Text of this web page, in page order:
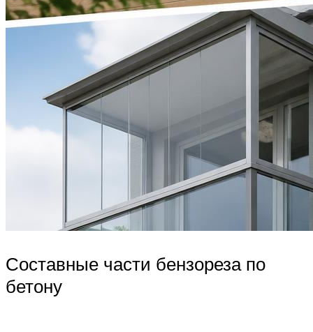
Составные части бензореза по
бетону